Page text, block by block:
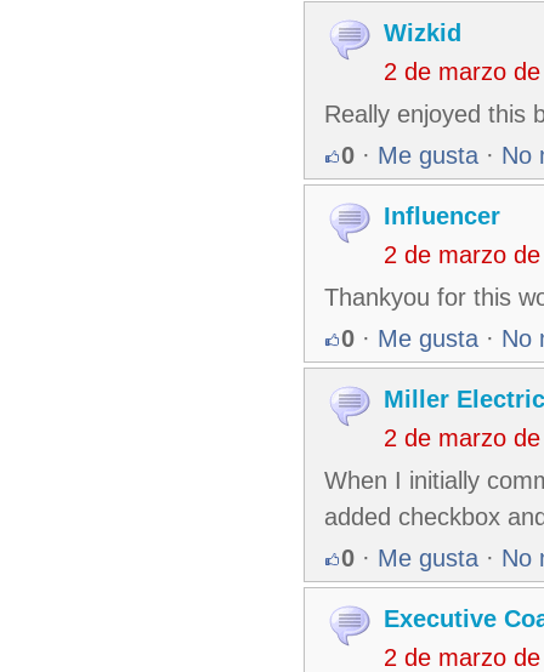
Wizkid
2 de marzo
Really enjoyed this
0 · Me gusta · No
Influencer
2 de marzo
Thankyou for this
0 · Me gusta · No
Miller Electric
2 de marzo
When I initially
added checkbox
0 · Me gusta · No
Executive
2 de marzo